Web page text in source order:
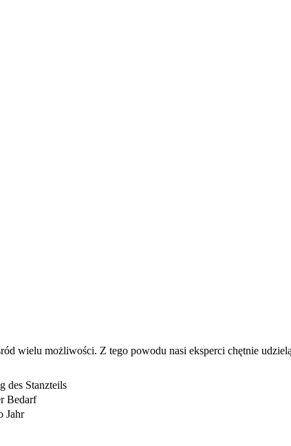
wielu możliwości. Z tego powodu nasi eksperci chętnie
des Stanzteils
Bedarf
Jahr